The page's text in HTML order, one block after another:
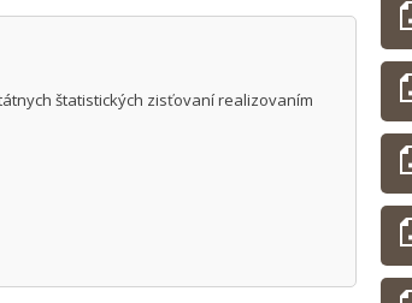
štatistických zisťovaní realizovaním